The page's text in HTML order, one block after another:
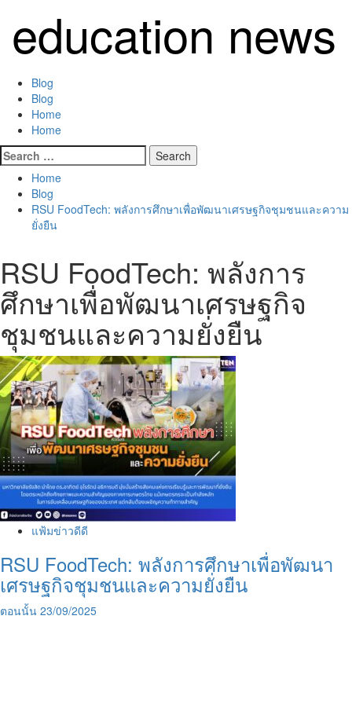
content
education news
Primary
Menu
Blog
Blog
Home
Home
Search
for:
Home
Blog
RSU FoodTech: พลังการศึกษาเพื่อพัฒนาเศรษฐกิจชุมชนและความ
ยั่งยืน
RSU FoodTech: พลังการ
ศึกษาเพื่อพัฒนาเศรษฐกิจ
ชุมชนและความยั่งยืน
แฟ้มข่าวดีดี
RSU FoodTech: พลังการศึกษาเพื่อพัฒนา
เศรษฐกิจชุมชนและความยั่งยืน
ตอนนั้น 23/09/2025